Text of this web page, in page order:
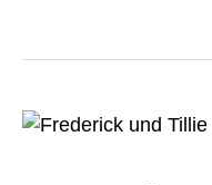
Frederick